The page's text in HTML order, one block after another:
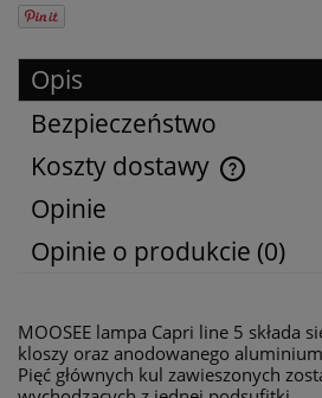
Opis
Bezpieczeństwo
Koszty dostawy
Cena nie zawiera ewentualnych kosztów
Opinie
Opinie o produkcie (0)
MOOSEE lampa Capri line 5 składa
kloszy oraz anodowanego
Pięć głównych kul zawieszonych